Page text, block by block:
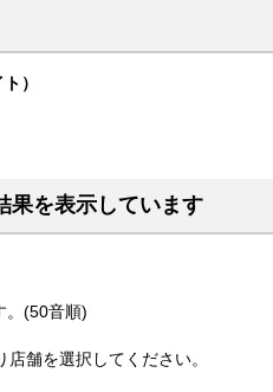
）
果を表示しています
。(50音順)
舗を選択してください。